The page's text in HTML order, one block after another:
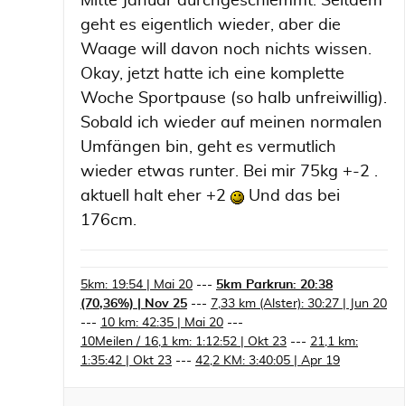
geht es eigentlich wieder, aber die
Waage will davon noch nichts wissen.
Okay, jetzt hatte ich eine komplette
Woche Sportpause (so halb unfreiwillig).
Sobald ich wieder auf meinen normalen
Umfängen bin, geht es vermutlich
wieder etwas runter. Bei mir 75kg +-2 .
aktuell halt eher +2
Und das bei
176cm.
5km: 19:54 | Mai 20 --- 5km Parkrun: 20:38
(70,36%) | Nov 25 --- 7,33 km (Alster): 30:27 | Jun 20
--- 10 km: 42:35 | Mai 20 ---
10Meilen / 16,1 km: 1:12:52 | Okt 23 --- 21,1 km:
1:35:42 | Okt 23 --- 42,2 KM: 3:40:05 | Apr 19